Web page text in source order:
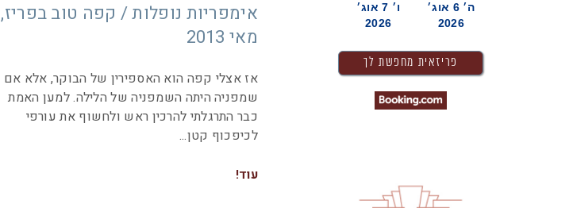
ה׳ 6 אוג׳
2026
ו׳ 7 אוג׳
2026
אימפריות נופלות / קפה טוב בפריז,
מאי 2013
אז אצלי קפה הוא האספירין של הבוקר, אלא אם
שמפניה היתה השמפניה של הלילה. למען האמת
כבר התרגלתי להרכין ראש ולחשוף את עורפי
לכיפכוף קטן
עוד!